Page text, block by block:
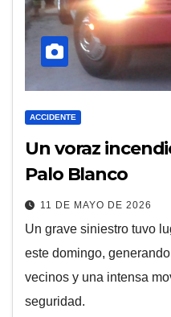
ACCIDENTE
Un voraz
Palo Blanco
11 DE MAYO DE 2026
Un grave siniestro tuvo
este domingo,
vecinos y una intensa
seguridad.